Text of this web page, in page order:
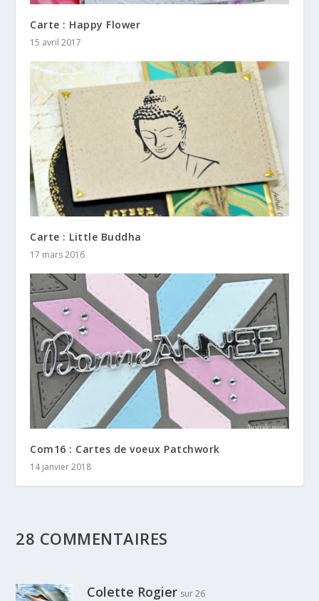
Carte : Happy Flower
15 avril 2017
Carte : Little Buddha
17 mars 2016
Com16 : Cartes de voeux Patchwork
14 janvier 2018
28 COMMENTAIRES
Colette Rogier sur 26